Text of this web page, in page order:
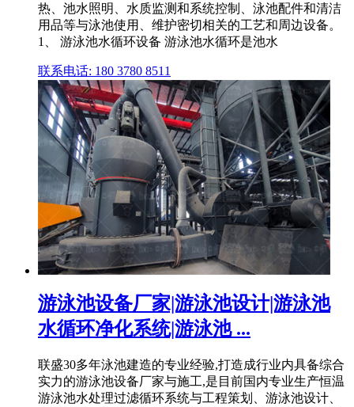
热、池水照明、水质监测和系统控制、泳池配件和清洁
用品等与泳池使用、维护密切相关的工艺和周边设备。
1、 游泳池水循环设备 游泳池水循环是池水
联系电话: 180 3780 8511
游泳池设备厂家|游泳池设计|游泳池
水循环净化系统|游泳池 ...
联盛30多年泳池建造的专业经验,打造成行业内具备综合
实力的游泳池设备厂家与施工,是目前国内专业生产恒温
游泳池水处理过滤循环系统与工程策划、游泳池设计、